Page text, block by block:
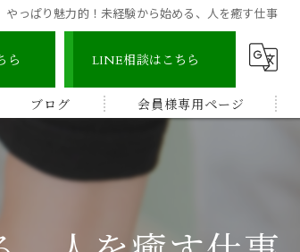
やっぱり魅力的！未経験から始める、人を癒す仕事
ら LINE相談はこちら
ブログ
コラム
会員様専用ページ
認定整体師コース
顔つぼコース